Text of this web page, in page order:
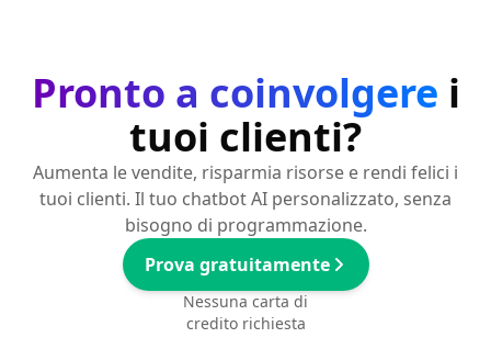
Pronto a coinvolgere i
tuoi clienti?
Aumenta le vendite, risparmia risorse e rendi felici i
tuoi clienti. Il tuo chatbot AI personalizzato, senza
bisogno di programmazione.
Prova gratuitamente
Nessuna carta di
credito richiesta